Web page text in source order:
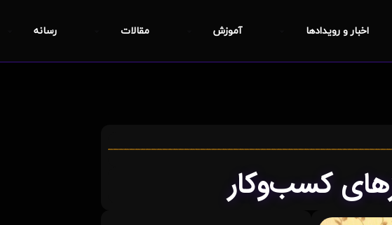
اخبار و رویدادها آموزش مقالات رسانه
کسب‌وکار